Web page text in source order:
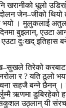
खरानीको धूलो
जेन–जीको थियो
। मुलुकलाई
बुझ्लान्, एउटा
एउटा दुःखद् इतिहास
तिरेको करबाट
र ? यति ठूलो
सहजै बन्ने छैनन् ।
ऋणमा डुबिरहेको
उठ्लान् यी